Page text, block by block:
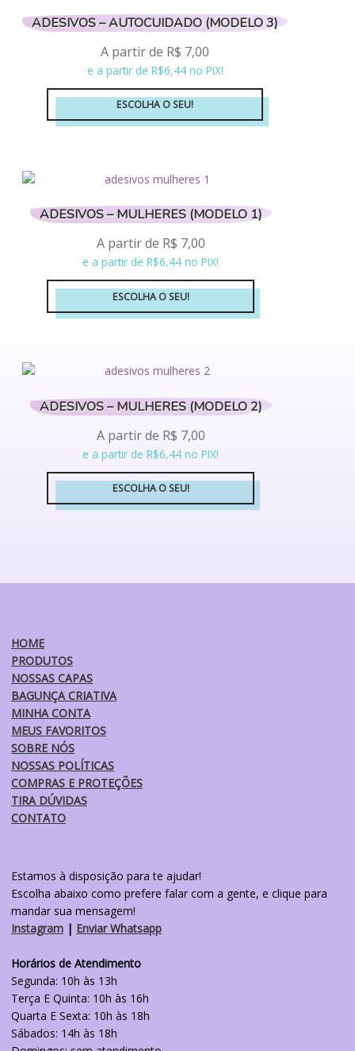
As
opções
podem
ser
escolhidas
página
ADESIVOS – AUTOCUIDADO (MODELO 3)
A partir de R$ 7,00
e a partir de R$6,44 no PIX!
ESCOLHA O SEU!
Este
várias
As
opções
podem
ser
escolhidas
página
ADESIVOS – MULHERES (MODELO 1)
A partir de R$ 7,00
e a partir de R$6,44 no PIX!
ESCOLHA O SEU!
Este
várias
As
opções
podem
ser
escolhidas
página
ADESIVOS – MULHERES (MODELO 2)
A partir de R$ 7,00
e a partir de R$6,44 no PIX!
ESCOLHA O SEU!
Este
variantes.
HOME
PRODUTOS
NOSSAS CAPAS
BAGUNÇA CRIATIVA
MINHA CONTA
MEUS FAVORITOS
SOBRE NÓS
NOSSAS POLÍTICAS
COMPRAS E PROTEÇÕES
TIRA DÚVIDAS
CONTATO
Estamos à disposição para te ajudar!
Escolha abaixo como prefere falar com a gente, e clique para
mandar sua mensagem!
Instagram | Enviar Whatsapp
Horários de Atendimento
Segunda: 10h às 13h
Terça E Quinta: 10h às 16h
Quarta E Sexta: 10h às 18h
Sábados: 14h às 18h